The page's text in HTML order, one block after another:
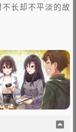
长却不平淡的故